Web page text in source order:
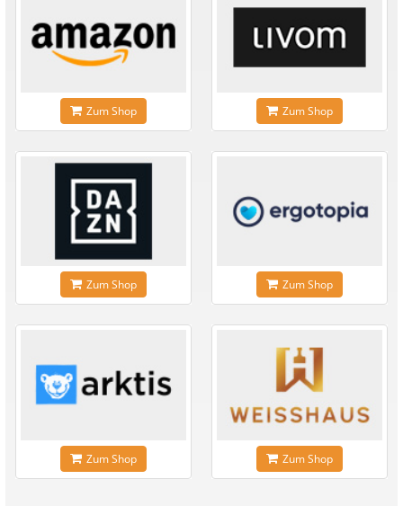
Zum Shop Zum Shop
Zum Shop Zum Shop
Zum Shop Zum Shop